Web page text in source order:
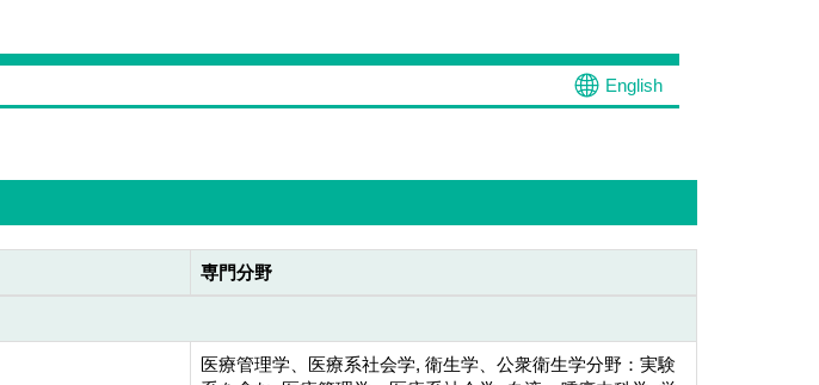
English
専門分野
医療管理学、医療系社会学, 衛生学、公衆衛生学分野：実験